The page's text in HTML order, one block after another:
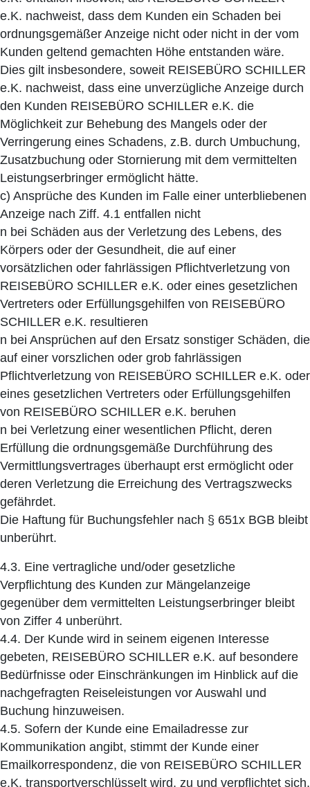
e.K. nachweist, dass dem Kunden ein Schaden bei
ordnungsgemäßer Anzeige nicht oder nicht in der vom
Kunden geltend gemachten Höhe entstanden wäre.
Dies gilt insbesondere, soweit REISEBÜRO SCHILLER
e.K. nachweist, dass eine unverzügliche Anzeige durch
den Kunden REISEBÜRO SCHILLER e.K. die
Möglichkeit zur Behebung des Mangels oder der
Verringerung eines Schadens, z.B. durch Umbuchung,
Zusatzbuchung oder Stornierung mit dem vermittelten
Leistungserbringer ermöglicht hätte.
c) Ansprüche des Kunden im Falle einer unterbliebenen
Anzeige nach Ziff. 4.1 entfallen nicht
n bei Schäden aus der Verletzung des Lebens, des
Körpers oder der Gesundheit, die auf einer
vorsätzlichen oder fahrlässigen Pflichtverletzung von
REISEBÜRO SCHILLER e.K. oder eines gesetzlichen
Vertreters oder Erfüllungsgehilfen von REISEBÜRO
SCHILLER e.K. resultieren
n bei Ansprüchen auf den Ersatz sonstiger Schäden, die
auf einer vorszlichen oder grob fahrlässigen
Pflichtverletzung von REISEBÜRO SCHILLER e.K. oder
eines gesetzlichen Vertreters oder Erfüllungsgehilfen
von REISEBÜRO SCHILLER e.K. beruhen
n bei Verletzung einer wesentlichen Pflicht, deren
Erfüllung die ordnungsgemäße Durchführung des
Vermittlungsvertrages überhaupt erst ermöglicht oder
deren Verletzung die Erreichung des Vertragszwecks
gefährdet.
Die Haftung für Buchungsfehler nach § 651x BGB bleibt
unberührt.
4.3. Eine vertragliche und/oder gesetzliche
Verpflichtung des Kunden zur Mängelanzeige
gegenüber dem vermittelten Leistungserbringer bleibt
von Ziffer 4 unberührt.
4.4. Der Kunde wird in seinem eigenen Interesse
gebeten, REISEBÜRO SCHILLER e.K. auf besondere
Bedürfnisse oder Einschränkungen im Hinblick auf die
nachgefragten Reiseleistungen vor Auswahl und
Buchung hinzuweisen.
4.5. Sofern der Kunde eine Emailadresse zur
Kommunikation angibt, stimmt der Kunde einer
Emailkorrespondenz, die von REISEBÜRO SCHILLER
e.K. transportverschlüsselt wird, zu und verpflichtet sich,